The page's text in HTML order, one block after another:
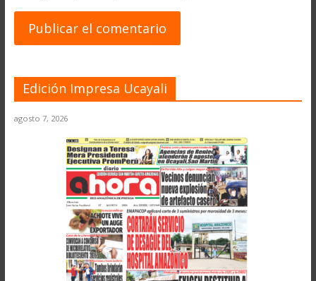
Edición Impresa Ucayali
agosto 7, 2026